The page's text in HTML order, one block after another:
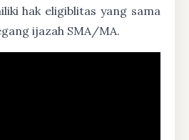
hak eligiblitas yang sama
ijazah SMA/MA.